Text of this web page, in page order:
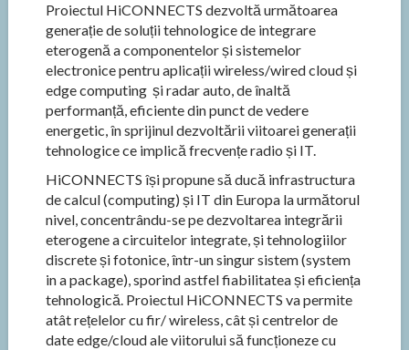
Proiectul HiCONNECTS dezvoltă următoarea
generație de soluții tehnologice de integrare
eterogenă a componentelor și sistemelor
electronice pentru aplicații wireless/wired cloud și
edge computing și radar auto, de înaltă
performanță, eficiente din punct de vedere
energetic, în sprijinul dezvoltării viitoarei generații
tehnologice ce implică frecvențe radio și IT.
HiCONNECTS își propune să ducă infrastructura
de calcul (computing) și IT din Europa la următorul
nivel, concentrându-se pe dezvoltarea integrării
eterogene a circuitelor integrate, și tehnologiilor
discrete și fotonice, într-un singur sistem (system
in a package), sporind astfel fiabilitatea și eficiența
tehnologică. Proiectul HiCONNECTS va permite
atât rețelelor cu fir/ wireless, cât și centrelor de
date edge/cloud ale viitorului să funcționeze cu